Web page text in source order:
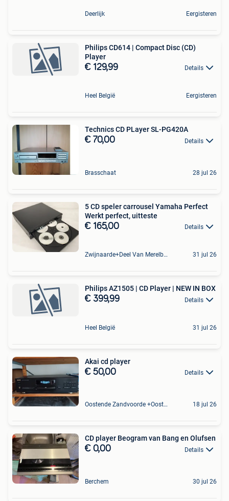
Deerlijk Eergisteren
Philips CD614 | Compact Disc (CD)
Player
€ 129,99 Details
Heel België Eergisteren
Technics CD PLayer SL-PG420A
€ 70,00 Details
Brasschaat 28 jul 26
5 CD speler carrousel Yamaha Perfect
Werkt perfect, uitteste
€ 165,00 Details
Zwijnaarde+Deel Van Merelbeke 31 jul 26
Philips AZ1505 | CD Player | NEW IN BOX
€ 399,99 Details
Heel België 31 jul 26
Akai cd player
€ 50,00 Details
Oostende Zandvoorde +Oostende 18 jul 26
CD player Beogram van Bang en Olufsen
€ 0,00 Details
Berchem 30 jul 26